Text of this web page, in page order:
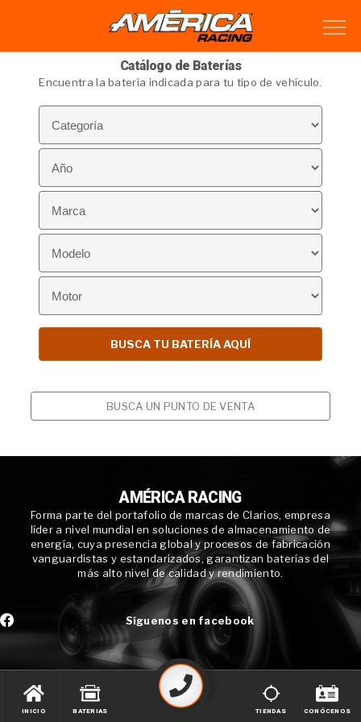
Catálogo de Baterías
Encuentra la batería indicada para tu tipo de vehículo.
BUSCA UN PUNTO DE VENTA
AMÉRICA RACING
Forma parte del portafolio de marcas de Clarios, empresa
líder a nivel mundial en soluciones de almacenamiento de
energía, cuya presencia global y procesos de fabricación
vanguardistas y estandarizados, garantizan baterías del
más alto nivel de calidad y rendimiento.
Síguenos en facebook
INICIO BATERIAS TIENDAS CONÓCENOS